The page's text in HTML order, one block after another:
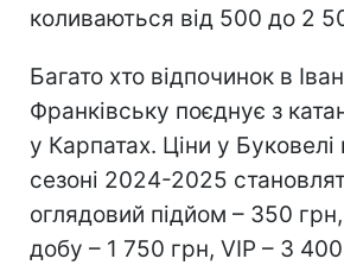
коливаються від 500 до 2
Багато хто відпочинок в
Франківську поєднує з
у Карпатах. Ціни у
сезоні 2024-2025
оглядовий підйом – 350
добу – 1 750 грн, VIP – 3